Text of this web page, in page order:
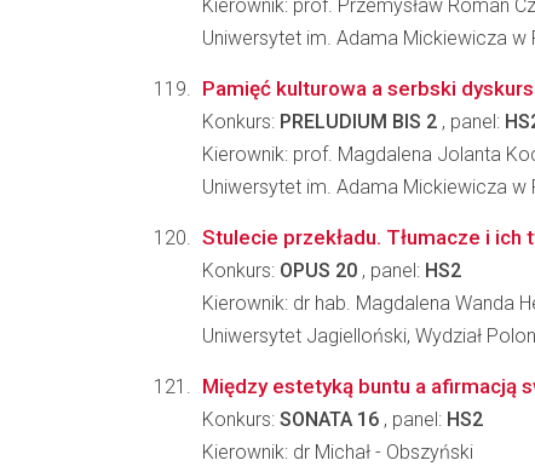
Kierownik: prof. Przemysław Roman
Uniwersytet im. Adama Mickiewicza w
Pamięć kulturowa a serbski
Konkurs: PRELUDIUM BIS 2 , panel:
Kierownik: prof. Magdalena Jolanta
Uniwersytet im. Adama Mickiewicza w
Stulecie przekładu. Tłumacze i
Konkurs: OPUS 20 , panel: HS2
Kierownik: dr hab. Magdalena Wanda
Uniwersytet Jagielloński, Wydział
Między estetyką buntu a afirmacją
Konkurs: SONATA 16 , panel: HS2
Kierownik: dr Michał - Obszyński